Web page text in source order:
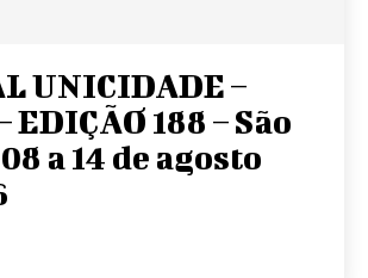
UNICIDADE –
EDIÇÃO 188 – São
a 14 de agosto